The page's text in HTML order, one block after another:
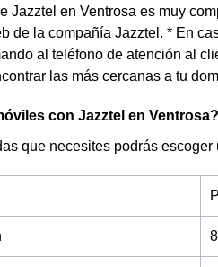
Jazztel en Ventrosa es muy
de la compañía Jazztel. * En
al teléfono de atención al
las más cercanas a tu
con Jazztel en Ventrosa?
que necesites podrás